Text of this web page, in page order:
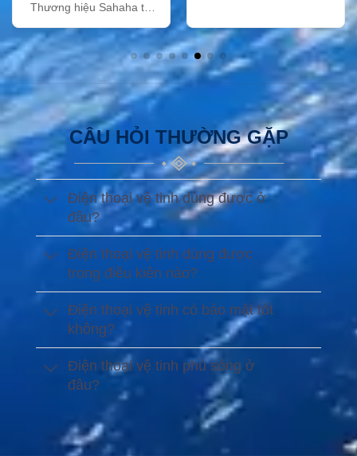
Thương hiệu Sahaha tại
CÂU HỎI THƯỜNG GẶP
Điện thoại vệ tinh dùng được ở
đâu?
Điện thoại vệ tinh dùng được
trong điều kiên nào?
Điện thoại vệ tinh có bảo mật tốt
không?
Điện thoại vệ tinh phủ sóng ở
đâu?